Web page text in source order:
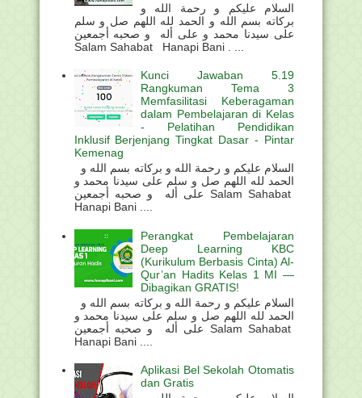
السلام عليكم و رحمة الله و
بركاته بسم الله و الحمد لله اللهم صل و سلم
على سيدنا محمد و على أله و صحبه أجمعين
Salam Sahabat Hanapi Bani . ...
Kunci Jawaban 5.19
Rangkuman Tema 3
Memfasilitasi Keberagaman
dalam Pembelajaran di Kelas
- Pelatihan Pendidikan
Inklusif Berjenjang Tingkat Dasar - Pintar
Kemenag
الحمد لله اللهم صل و سلم على سيدنا محمد و
على أله و صحبه أجمعين Salam Sahabat
Hanapi Bani ....
Perangkat Pembelajaran
Deep Learning KBC
(Kurikulum Berbasis Cinta) Al-
Qur’an Hadits Kelas 1 MI —
Dibagikan GRATIS!
الحمد لله اللهم صل و سلم على سيدنا محمد و
على أله و صحبه أجمعين Salam Sahabat
Hanapi Bani ....
Aplikasi Bel Sekolah Otomatis
dan Gratis